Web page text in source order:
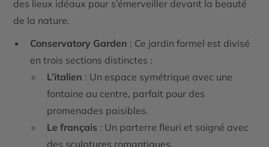
des lieux idéaux pour s’émerveiller devant la beauté
de la nature.
Conservatory Garden : Ce jardin formel est divisé
en trois sections distinctes :
L’italien : Un espace symétrique avec une
fontaine au centre, parfait pour des
promenades paisibles.
Le français : Un parterre fleuri et soigné avec
des sculptures romantiques.